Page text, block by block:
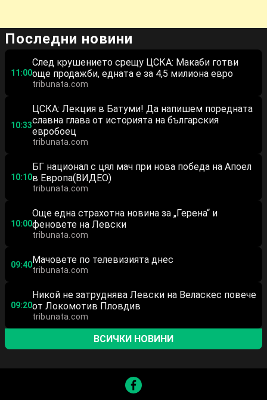
Последни новини
11:00
След крушението срещу ЦСКА: Макаби готви
още продажби, едната е за 4,5 милиона евро
tribunata.com
10:33
ЦСКА: Лекция в Батуми! Да напишем поредната
славна глава от историята на българския
евробоец
tribunata.com
10:10
БГ национал с цял мач при нова победа на Апоел
в Европа(ВИДЕО)
tribunata.com
10:00
Още една страхотна новина за „Герена“ и
феновете на Левски
tribunata.com
09:40Мачовете по телевизията днес
tribunata.com
09:20
Никой не затруднява Левски на Веласкес повече
от Локомотив Пловдив
tribunata.com
ВСИЧКИ НОВИНИ